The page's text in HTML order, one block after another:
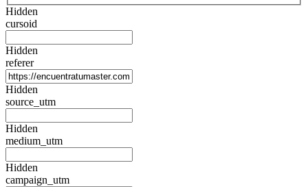
Hidden
cursoid
Hidden
referer
Hidden
source_utm
Hidden
medium_utm
Hidden
campaign_utm